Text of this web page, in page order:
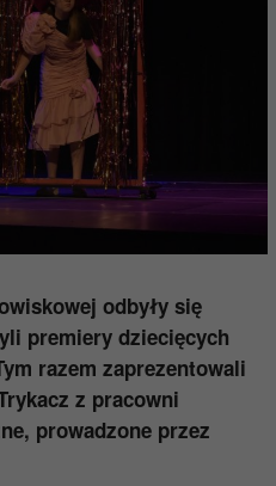
odbyły się
premiery dziecięcych
razem zaprezentowali
z pracowni
prowadzone przez